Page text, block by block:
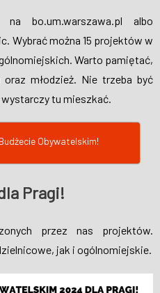
bo.um.warszawa.pl albo
Wybrać można 15 projektów w
Warto pamiętać,
młodzież. Nie trzeba być
tu mieszkać.
Obywatelskim!
Pragi!
przez nas projektów.
jak i ogólnomiejskie.